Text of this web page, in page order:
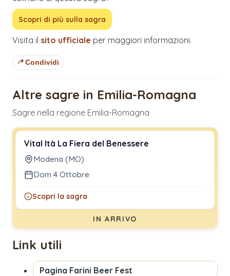
Scopri di più sulla sagra
Visita il sito ufficiale per maggiori informazioni.
Condividi
Altre sagre in Emilia-Romagna
Sagre nella regione Emilia-Romagna
Vital Ità La Fiera del Benessere
Modena (MO)
Dom 4 Ottobre
Scopri la sagra
IN ARRIVO
Link utili
Pagina Farini Beer Fest